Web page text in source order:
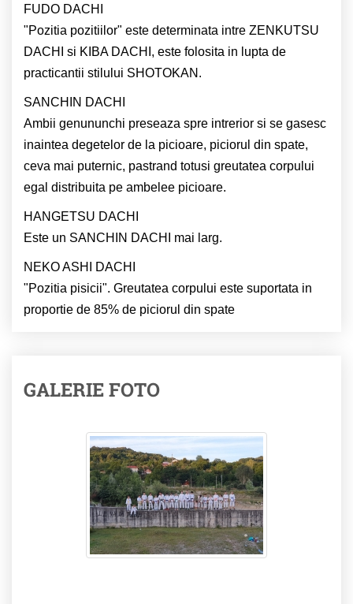
FUDO DACHI
"Pozitia pozitiilor" este determinata intre ZENKUTSU
DACHI si KIBA DACHI, este folosita in lupta de
practicantii stilului SHOTOKAN.
SANCHIN DACHI
Ambii genununchi preseaza spre intrerior si se gasesc
inaintea degetelor de la picioare, piciorul din spate,
ceva mai puternic, pastrand totusi greutatea corpului
egal distribuita pe ambelee picioare.
HANGETSU DACHI
Este un SANCHIN DACHI mai larg.
NEKO ASHI DACHI
"Pozitia pisicii". Greutatea corpului este suportata in
proportie de 85% de piciorul din spate
GALERIE FOTO